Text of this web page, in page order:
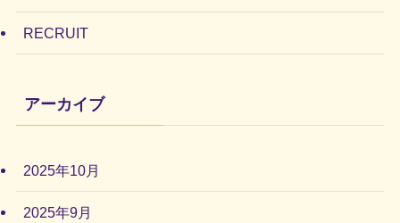
RECRUIT
アーカイブ
2025年10月
2025年9月